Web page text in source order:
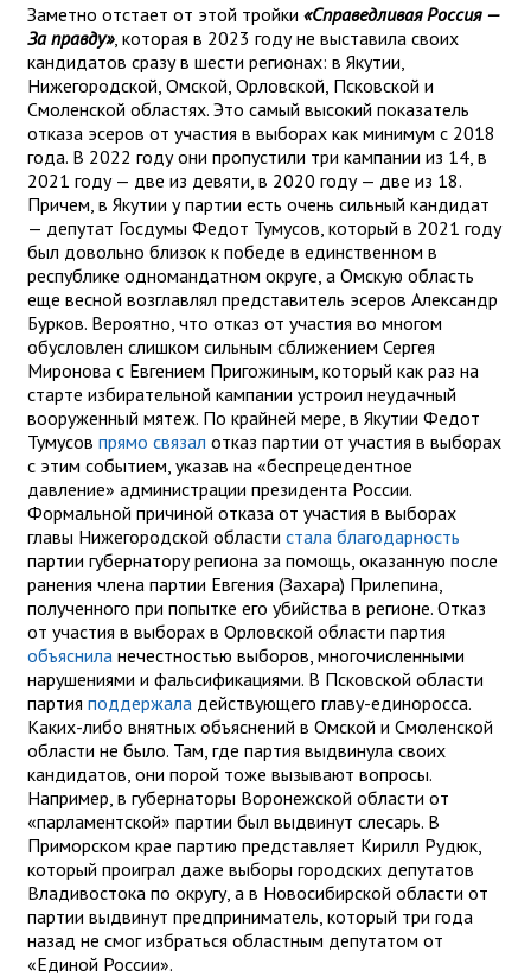
Заметно отстает от этой тройки «Справедливая Россия —
За правду», которая в 2023 году не выставила своих
кандидатов сразу в шести регионах: в Якутии,
Нижегородской, Омской, Орловской, Псковской и
Смоленской областях. Это самый высокий показатель
отказа эсеров от участия в выборах как минимум с 2018
года. В 2022 году они пропустили три кампании из 14, в
2021 году — две из девяти, в 2020 году — две из 18.
Причем, в Якутии у партии есть очень сильный кандидат
— депутат Госдумы Федот Тумусов, который в 2021 году
был довольно близок к победе в единственном в
республике одномандатном округе, а Омскую область
еще весной возглавлял представитель эсеров Александр
Бурков. Вероятно, что отказ от участия во многом
обусловлен слишком сильным сближением Сергея
Миронова с Евгением Пригожиным, который как раз на
старте избирательной кампании устроил неудачный
вооруженный мятеж. По крайней мере, в Якутии Федот
Тумусов прямо связал отказ партии от участия в выборах
с этим событием, указав на «беспрецедентное
давление» администрации президента России.
Формальной причиной отказа от участия в выборах
главы Нижегородской области стала благодарность
партии губернатору региона за помощь, оказанную после
ранения члена партии Евгения (Захара) Прилепина,
полученного при попытке его убийства в регионе. Отказ
от участия в выборах в Орловской области партия
объяснила нечестностью выборов, многочисленными
нарушениями и фальсификациями. В Псковской области
партия поддержала действующего главу-единоросса.
Каких-либо внятных объяснений в Омской и Смоленской
области не было. Там, где партия выдвинула своих
кандидатов, они порой тоже вызывают вопросы.
Например, в губернаторы Воронежской области от
«парламентской» партии был выдвинут слесарь. В
Приморском крае партию представляет Кирилл Рудюк,
который проиграл даже выборы городских депутатов
Владивостока по округу, а в Новосибирской области от
партии выдвинут предприниматель, который три года
назад не смог избраться областным депутатом от
«Единой России».